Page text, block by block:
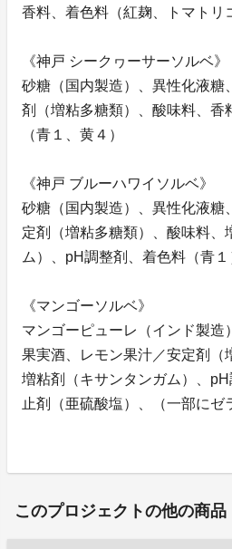
香料、着色料（紅麹、トマトリ
《神戸 シークヮーサーソルベ》
砂糖（国内製造）、異性化液糖
剤（増粘多糖類）、酸味料、香
（青１、黄４）
《神戸 ブルーハワイソルベ》
砂糖（国内製造）、異性化液糖
定剤（増粘多糖類）、酸味料、
ム）、pH調整剤、着色料（青１
《マンゴーソルベ》
マンゴーピューレ（インド製造
果実酒、レモン果汁／安定剤（
増粘剤（キサンタンガム）、
止剤（亜硫酸塩）、（一部にゼ
このプロジェクトの他の商品